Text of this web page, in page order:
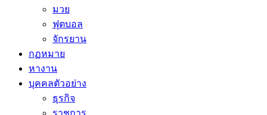
มวย
ฟุตบอล
จักรยาน
กฏหมาย
หางาน
บุคคลตัวอย่าง
ธุรกิจ
ราชการ